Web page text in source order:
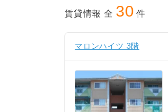
賃貸情報 全 30 件
マロンハイツ 3階